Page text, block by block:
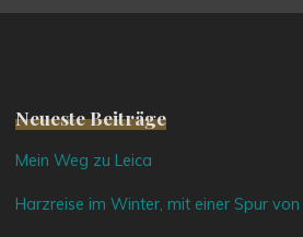
Neueste Beiträge
Mein Weg zu Leica
Harzreise im Winter, mit einer Spur